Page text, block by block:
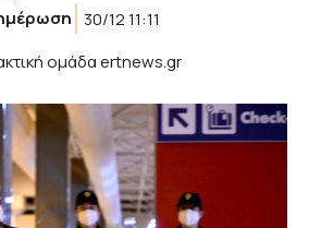
30/12 11:11
ομάδα ertnews.gr